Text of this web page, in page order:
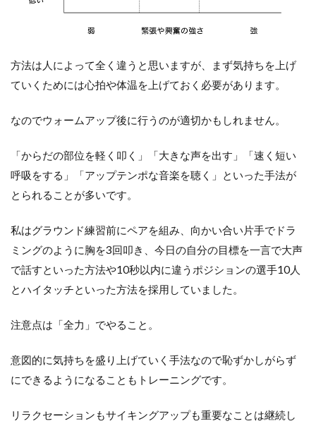
方法は人によって全く違うと思いますが、まず気持ちを上げ
ていくためには心拍や体温を上げておく必要があります。
なのでウォームアップ後に行うのが適切かもしれません。
「からだの部位を軽く叩く」「大きな声を出す」「速く短い
呼吸をする」「アップテンポな音楽を聴く」といった手法が
とられることが多いです。
私はグラウンド練習前にペアを組み、向かい合い片手でドラ
ミングのように胸を3回叩き、今日の自分の目標を一言で大声
で話すといった方法や10秒以内に違うポジションの選手10人
とハイタッチといった方法を採用していました。
注意点は「全力」でやること。
意図的に気持ちを盛り上げていく手法なので恥ずかしがらず
にできるようになることもトレーニングです。
リラクセーションもサイキングアップも重要なことは継続し